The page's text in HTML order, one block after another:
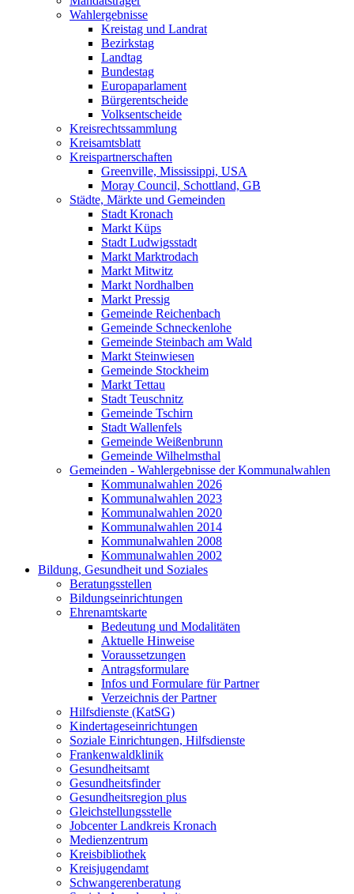
Wahlergebnisse
Kreistag und Landrat
Bezirkstag
Landtag
Bundestag
Europaparlament
Bürgerentscheide
Volksentscheide
Kreisrechtssammlung
Kreisamtsblatt
Kreispartnerschaften
Greenville, Mississippi, USA
Moray Council, Schottland, GB
Städte, Märkte und Gemeinden
Stadt Kronach
Markt Küps
Stadt Ludwigsstadt
Markt Marktrodach
Markt Mitwitz
Markt Nordhalben
Markt Pressig
Gemeinde Reichenbach
Gemeinde Schneckenlohe
Gemeinde Steinbach am Wald
Markt Steinwiesen
Gemeinde Stockheim
Markt Tettau
Stadt Teuschnitz
Gemeinde Tschirn
Stadt Wallenfels
Gemeinde Weißenbrunn
Gemeinde Wilhelmsthal
Gemeinden - Wahlergebnisse der Kommunalwahlen
Kommunalwahlen 2026
Kommunalwahlen 2023
Kommunalwahlen 2020
Kommunalwahlen 2014
Kommunalwahlen 2008
Kommunalwahlen 2002
Bildung, Gesundheit und Soziales
Beratungsstellen
Bildungseinrichtungen
Ehrenamtskarte
Bedeutung und Modalitäten
Aktuelle Hinweise
Voraussetzungen
Antragsformulare
Infos und Formulare für Partner
Verzeichnis der Partner
Hilfsdienste (KatSG)
Kindertageseinrichtungen
Soziale Einrichtungen, Hilfsdienste
Frankenwaldklinik
Gesundheitsamt
Gesundheitsfinder
Gesundheitsregion plus
Gleichstellungsstelle
Jobcenter Landkreis Kronach
Medienzentrum
Kreisbibliothek
Kreisjugendamt
Schwangerenberatung